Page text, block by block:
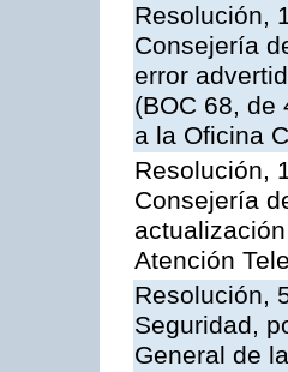
Resolución,
Consejería
error
(BOC 68, de
a la Oficina
Resolución,
Consejería
Atención
Resolución,
Seguridad,
General de